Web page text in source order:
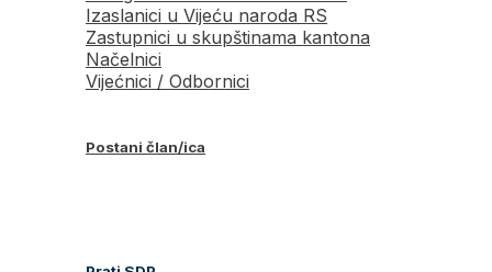
Izaslanici u Vijeću naroda RS
Zastupnici u skupštinama kantona
Načelnici
Vijećnici / Odbornici
Postani član/ica